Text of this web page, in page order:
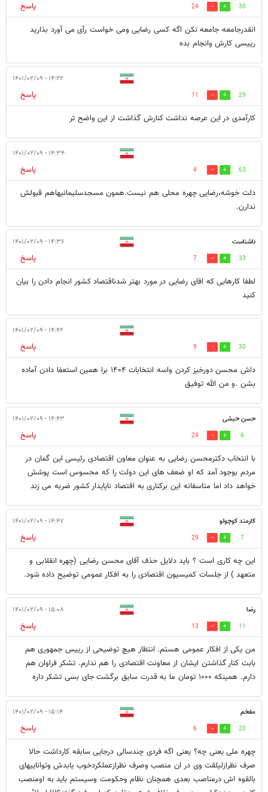
30
24
پاسخ
انقدرجامعه جامعه نکن اگه کسی رضایی ومی خواست رآی می آورد بذارید
رییسی کارش وانجام بده
۱۴:۲۲ - ۱۴۰۱/۰۲/۰۹
29
11
پاسخ
کارآمدی در این عرصه نداشت کنارش گذاشت از این واضح تر
۱۴:۳۴ - ۱۴۰۱/۰۲/۰۹
63
4
پاسخ
دلت خوشه،رضایی چهره محلی هم نیست.همون مسجدسلیمانیهاهم قبولش
ندارن.
ناشناست ۱۴:۳۶ - ۱۴۰۱/۰۲/۰۹
33
7
پاسخ
لطفا کارهایی که اقای رضایی در مورد بهتر شدناقتصاد کشور انجام دادن را بیان
کنید
۱۴:۴۲ - ۱۴۰۱/۰۲/۰۹
30
9
پاسخ
داش محسن دورخیز کردن واسه انتخابات ۱۴۰۴ برا همین استعفا دادن آماده
بشن .و من الله توفیق
حسن حبشی ۱۴:۴۳ - ۱۴۰۱/۰۲/۰۹
6
24
پاسخ
با انتخاب دکترمحسن رضایی به عنوان معاون اقتصادی رئیسی این گمان در
مردم بوجود آمد که او ضعف های این دولت را که محسوس است پوشش
خواهد داد اما متاسفانه این برکناری به اقتصاد ناپایدار کشور ضربه می زند
کارمند کوچولو ۱۴:۴۷ - ۱۴۰۱/۰۲/۰۹
7
29
پاسخ
این چه کاری است ؟ باید دلایل حذف آقای محسن رضایی (چهره انقلابی و
متعهد ) از جلسات کمیسیون اقتصادی را به افکار عمومی توضیح داده شود.
رضا ۱۵:۰۸ - ۱۴۰۱/۰۲/۰۹
11
13
پاسخ
من یکی از افکار عمومی هستم. انتظار هیچ توضیحی از رییس جمهوری هم
بابت کنار گذاشتن ایشان از معاونت اقتصادی را هم ندارم. تشکر فراوان هم
دارم. همینکه ۱۰۰۰ تومان ما به قدرت سابق برگشت جای بسی تشکر داره
مفخم ۱۵:۱۴ - ۱۴۰۱/۰۲/۰۹
20
6
پاسخ
چهره ملی یعنی چه؟ یعنی اگه فردی چندسالی درجایی سابقه کارداشت حالا
صرف نظرازلیلقت وی در ان منصب وصرف نظرازعملکردخوب یابدش وتواناییهای
بالقوه اش درمناصب بعدی همچنان نظام وحکومت وسیستم باید به اومنصب